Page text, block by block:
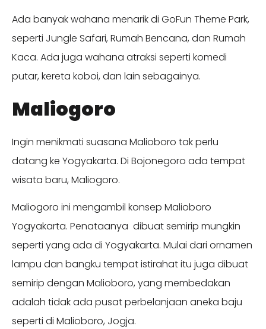
Ada banyak wahana menarik di GoFun Theme Park,
seperti Jungle Safari, Rumah Bencana, dan Rumah
Kaca. Ada juga wahana atraksi seperti komedi
putar, kereta koboi, dan lain sebagainya.
Maliogoro
Ingin menikmati suasana Malioboro tak perlu
datang ke Yogyakarta. Di Bojonegoro ada tempat
wisata baru, Maliogoro.
Maliogoro ini mengambil konsep Malioboro
Yogyakarta. Penataanya dibuat semirip mungkin
seperti yang ada di Yogyakarta. Mulai dari ornamen
lampu dan bangku tempat istirahat itu juga dibuat
semirip dengan Malioboro, yang membedakan
adalah tidak ada pusat perbelanjaan aneka baju
seperti di Malioboro, Jogja.